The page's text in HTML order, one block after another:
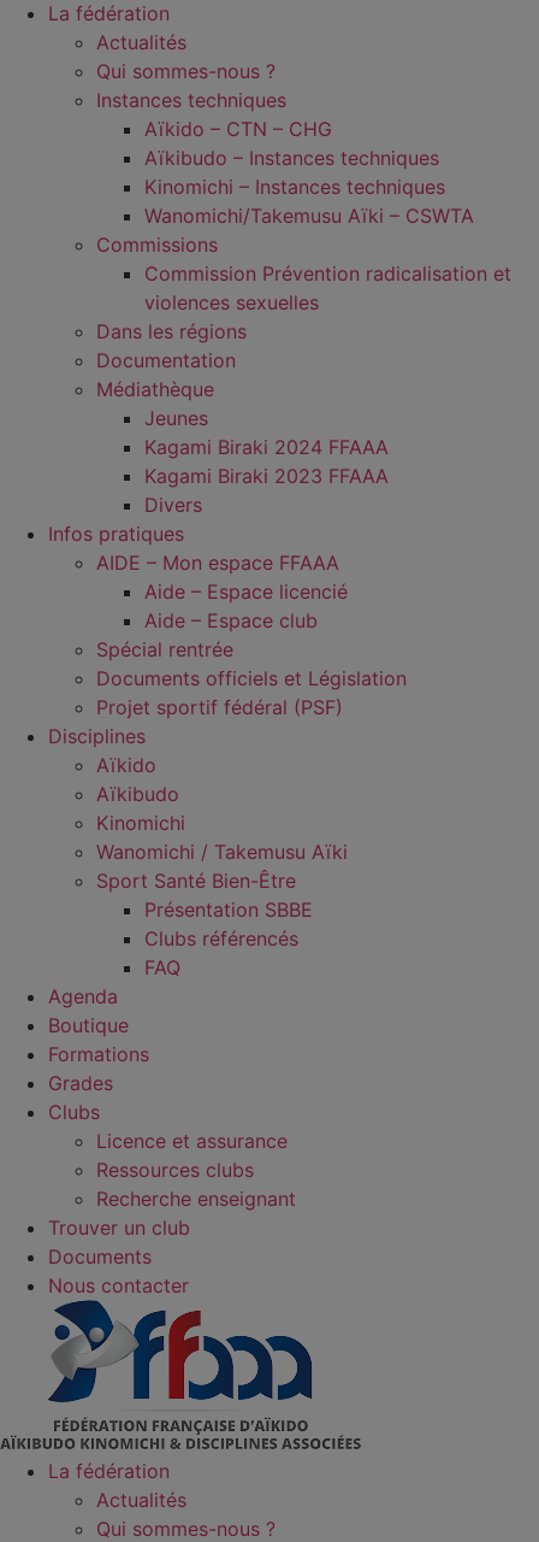
La fédération
Actualités
Qui sommes-nous ?
Instances techniques
Aïkido – CTN – CHG
Aïkibudo – Instances techniques
Kinomichi – Instances techniques
Wanomichi/Takemusu Aïki – CSWTA
Commissions
Commission Prévention radicalisation et
violences sexuelles
Dans les régions
Documentation
Médiathèque
Jeunes
Kagami Biraki 2024 FFAAA
Kagami Biraki 2023 FFAAA
Divers
Infos pratiques
AIDE – Mon espace FFAAA
Aide – Espace licencié
Aide – Espace club
Spécial rentrée
Documents officiels et Législation
Projet sportif fédéral (PSF)
Disciplines
Aïkido
Aïkibudo
Kinomichi
Wanomichi / Takemusu Aïki
Sport Santé Bien-Être
Présentation SBBE
Clubs référencés
FAQ
Agenda
Boutique
Formations
Grades
Clubs
Licence et assurance
Ressources clubs
Recherche enseignant
Trouver un club
Documents
Nous contacter
La fédération
Actualités
Qui sommes-nous ?